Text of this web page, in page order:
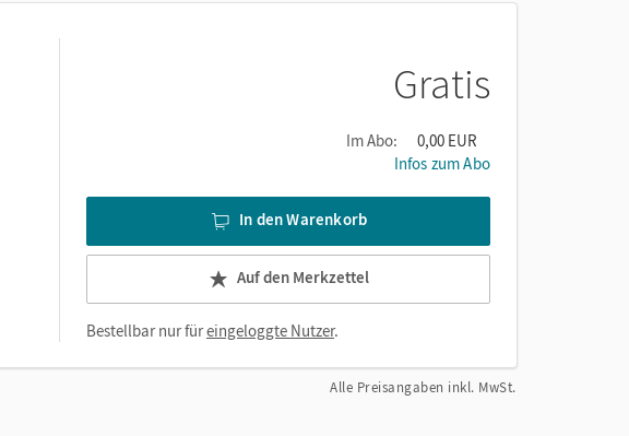
Gratis
Im Abo:
0,00 EUR
Infos zum Abo
In den Warenkorb
Auf den Merkzettel
Bestellbar nur füreingeloggte Nutzer.
Alle Preisangaben inkl. MwSt.